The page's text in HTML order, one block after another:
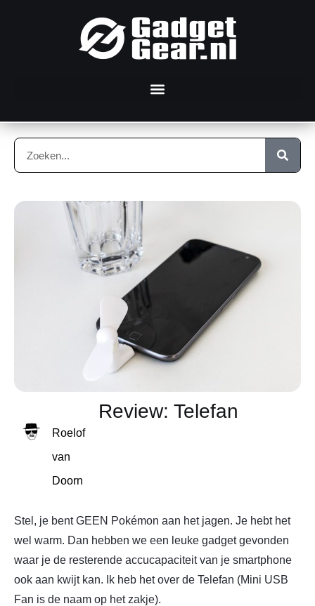
Roelof
van
Doorn
Review: Telefan
Stel, je bent GEEN Pokémon aan het jagen. Je hebt het
wel warm. Dan hebben we een leuke gadget gevonden
waar je de resterende accucapaciteit van je smartphone
ook aan kwijt kan. Ik heb het over de Telefan (Mini USB
Fan is de naam op het zakje).